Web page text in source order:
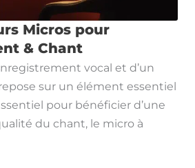
Micros pour
& Chant
vocal et d’un
sur un élément essentiel
pour bénéficier d’une
du chant, le micro à